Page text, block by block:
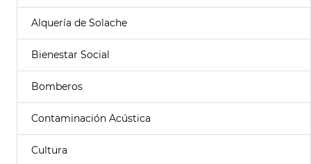
Alquería de Solache
Bienestar Social
Bomberos
Contaminación Acústica
Cultura